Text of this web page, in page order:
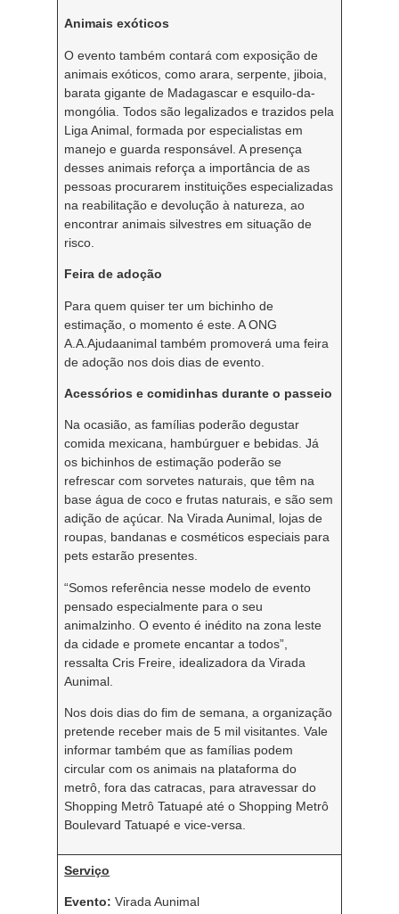
Animais exóticos
O evento também contará com exposição de
animais exóticos, como arara, serpente, jiboia,
barata gigante de Madagascar e esquilo-da-
mongólia. Todos são legalizados e trazidos pela
Liga Animal, formada por especialistas em
manejo e guarda responsável. A presença
desses animais reforça a importância de as
pessoas procurarem instituições especializadas
na reabilitação e devolução à natureza, ao
encontrar animais silvestres em situação de
risco.
Feira de adoção
Para quem quiser ter um bichinho de
estimação, o momento é este. A ONG
A.A.Ajudaanimal também promoverá uma feira
de adoção nos dois dias de evento.
Acessórios e comidinhas durante o passeio
Na ocasião, as famílias poderão degustar
comida mexicana, hambúrguer e bebidas. Já
os bichinhos de estimação poderão se
refrescar com sorvetes naturais, que têm na
base água de coco e frutas naturais, e são sem
adição de açúcar. Na Virada Aunimal, lojas de
roupas, bandanas e cosméticos especiais para
pets estarão presentes.
“Somos referência nesse modelo de evento
pensado especialmente para o seu
animalzinho. O evento é inédito na zona leste
da cidade e promete encantar a todos”,
ressalta Cris Freire, idealizadora da Virada
Aunimal.
Nos dois dias do fim de semana, a organização
pretende receber mais de 5 mil visitantes. Vale
informar também que as famílias podem
circular com os animais na plataforma do
metrô, fora das catracas, para atravessar do
Shopping Metrô Tatuapé até o Shopping Metrô
Boulevard Tatuapé e vice-versa.
Serviço
Evento: Virada Aunimal